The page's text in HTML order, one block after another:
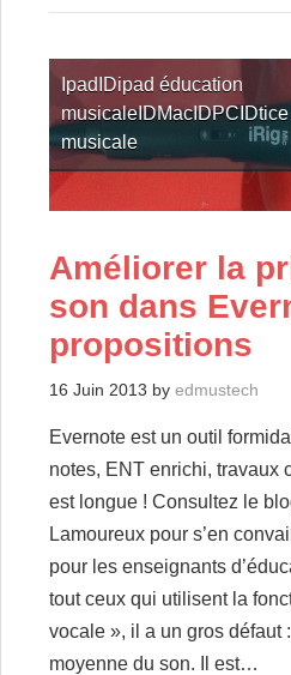
IpadIDipad éducation
musicaleIDMacIDPCID
musicale
Améliorer la
son dans
propositions
16 Juin 2013 by edmustech
Evernote est un outil
notes, ENT enrichi, travaux
est longue ! Consultez le
Lamoureux pour s’en
pour les enseignants
tout ceux qui utilisent la
vocale », il a un gros défaut
moyenne du son. Il est…